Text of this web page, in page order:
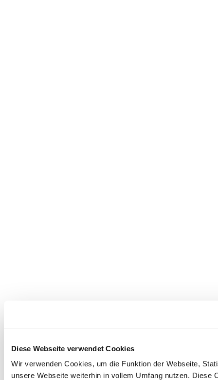
Diese Webseite verwendet Cookies
Wir verwenden Cookies, um die Funktion der Webseite,
unsere Webseite weiterhin in vollem Umfang nutzen.